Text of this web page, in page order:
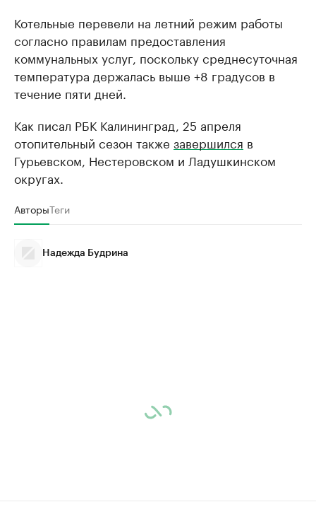
Котельные перевели на летний режим работы
согласно правилам предоставления
коммунальных услуг, поскольку среднесуточная
температура держалась выше +8 градусов в
течение пяти дней.
Как писал РБК Калининград, 25 апреля
отопительный сезон также завершился в
Гурьевском, Нестеровском и Ладушкинском
округах.
АвторыТеги
Надежда Будрина